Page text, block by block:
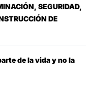
SEGURIDAD,
DE
de la vida y no la